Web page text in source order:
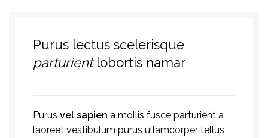
Purus lectus scelerisque
parturientlobortis namar
Purus vel sapien a mollis fusce parturient a
laoreet vestibulum purus ullamcorper tellus